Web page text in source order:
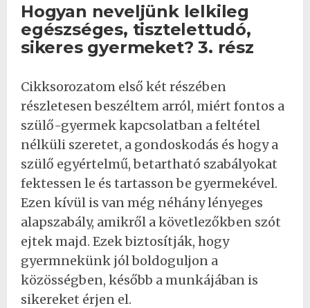
Hogyan neveljünk lelkileg
egészséges, tisztelettudó,
sikeres gyermeket? 3. rész
Cikksorozatom első két részében
részletesen beszéltem arról, miért fontos a
szülő-gyermek kapcsolatban a feltétel
nélküli szeretet, a gondoskodás és hogy a
szülő egyértelmű, betartható szabályokat
fektessen le és tartasson be gyermekével.
Ezen kívül is van még néhány lényeges
alapszabály, amikről a követlezőkben szót
ejtek majd. Ezek biztosítják, hogy
gyermnekünk jól boldoguljon a
közösségben, később a munkájában is
sikereket érjen el.